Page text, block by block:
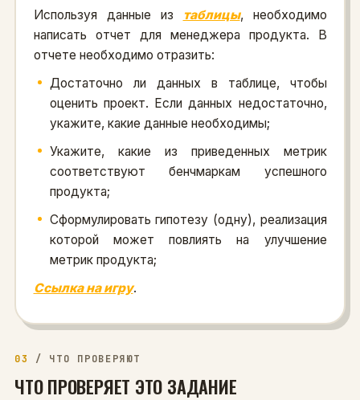
Используя данные из таблицы, необходимо
написать отчет для менеджера продукта. В
отчете необходимо отразить:
Достаточно ли данных в таблице, чтобы
оценить проект. Если данных недостаточно,
укажите, какие данные необходимы;
Укажите, какие из приведенных метрик
соответствуют бенчмаркам успешного
продукта;
Сформулировать гипотезу (одну), реализация
которой может повлиять на улучшение
метрик продукта;
Ссылка на игру.
03 / ЧТО ПРОВЕРЯЮТ
ЧТО ПРОВЕРЯЕТ ЭТО ЗАДАНИЕ